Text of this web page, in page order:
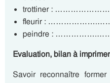
trottiner :
fleurir :
peindre :
Evaluation, bilan à imprimer
Savoir reconnaître